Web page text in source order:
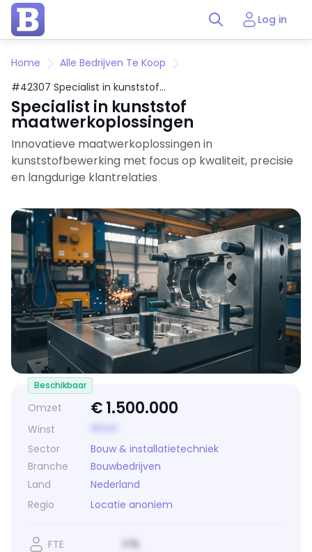
Log in
Home
Alle Bedrijven Te Koop
#42307 Specialist in kunststof
maatwerkoplossingen
Specialist in kunststof
maatwerkoplossingen
Innovatieve maatwerkoplossingen in
kunststofbewerking met focus op kwaliteit, precisie
en langdurige klantrelaties
Omzet €1.500.000
Winst
Sector
Bouw & installatietechniek
Branche
Bouwbedrijven
Land
Nederland
Regio
Locatie anoniem
Beschikbaar
FTE
FTE